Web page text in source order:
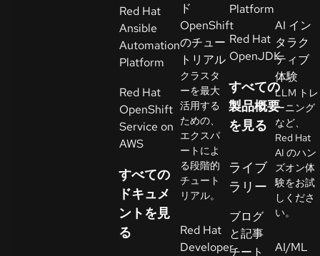
者
ト
ラ
イ
ア
ル
の
始
お
問
Red Hat
Ansible
Automation
Platform
Red Hat
OpenShift
Service on
AWS
すべての
ドキュメ
ントを見
る
ド
OpenShift
のチュー
トリアル
クラスタ
ーを最大
活用する
ための、
エクスパ
ートによ
る段階的
チュート
リアル。
Red Hat
Developer
Platform
Red Hat
OpenJDK
すべての
製品概要
を見る
ライブ
ラリー
ブログ
と記事
チート
AI イン
タラク
ティブ
体験
LLM トレ
ーニング
など、
Red Hat
AI のハン
ズオン体
験をお試
しくださ
い。
AI/ML